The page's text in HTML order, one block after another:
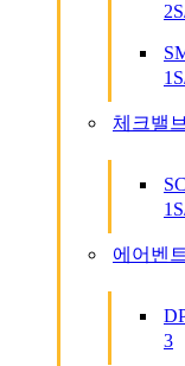
체크밸브
에어벤트
3